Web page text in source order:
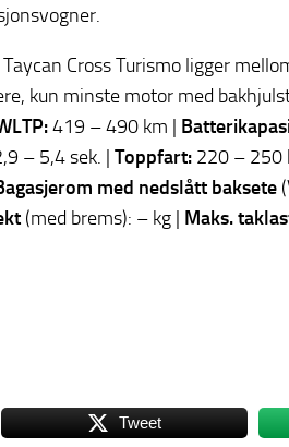
Cross Turismo ligger
kun minste motor med
419 – 490 km |
– 5,4 sek. | Toppfart: 220 – 250
med nedslått baksete
(med brems): – kg | Maks.
Tweet